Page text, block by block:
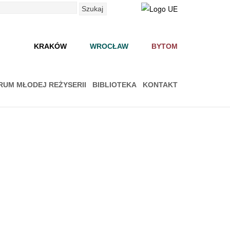
Szukaj
KRAKÓW WROCŁAW BYTOM
MŁODEJ REŻYSERII BIBLIOTEKA KONTAKT